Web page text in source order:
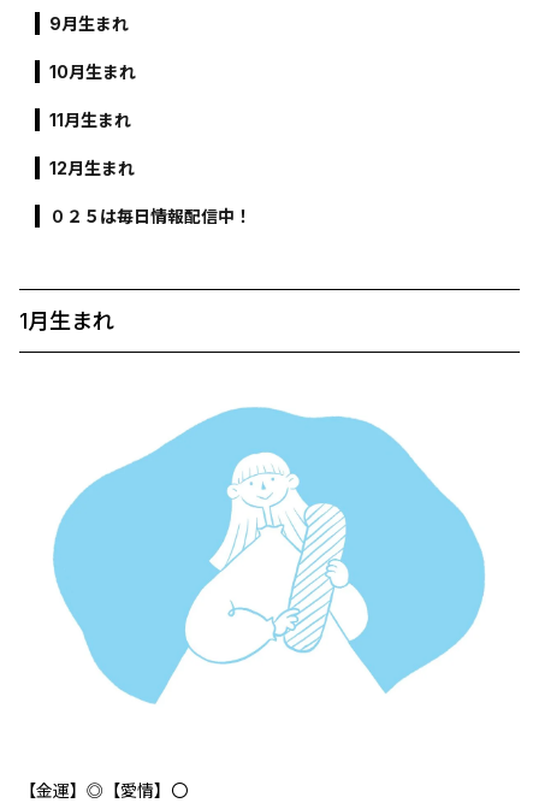
9月生まれ
10月生まれ
11月生まれ
12月生まれ
０２５は毎日情報配信中！
1月生まれ
【金運】◎【愛情】〇